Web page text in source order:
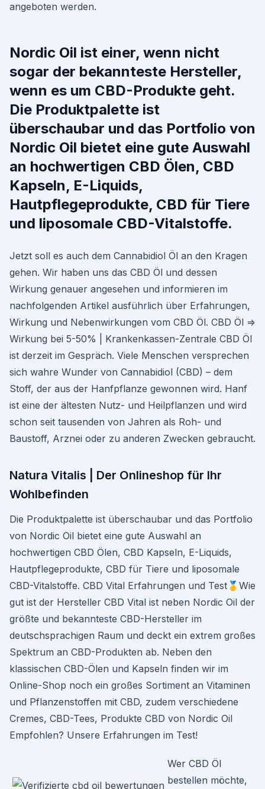
angeboten werden.
Nordic Oil ist einer, wenn nicht
sogar der bekannteste Hersteller,
wenn es um CBD-Produkte geht.
Die Produktpalette ist
überschaubar und das Portfolio von
Nordic Oil bietet eine gute Auswahl
an hochwertigen CBD Ölen, CBD
Kapseln, E-Liquids,
Hautpflegeprodukte, CBD für Tiere
und liposomale CBD-Vitalstoffe.
Jetzt soll es auch dem Cannabidiol Öl an den Kragen
gehen. Wir haben uns das CBD Öl und dessen
Wirkung genauer angesehen und informieren im
nachfolgenden Artikel ausführlich über Erfahrungen,
Wirkung und Nebenwirkungen vom CBD Öl. CBD Öl ⇒
Wirkung bei 5-50% | Krankenkassen-Zentrale CBD Öl
ist derzeit im Gespräch. Viele Menschen versprechen
sich wahre Wunder von Cannabidiol (CBD) – dem
Stoff, der aus der Hanfpflanze gewon­nen wird. Hanf
ist eine der ältesten Nutz- und Heilpflanzen und wird
schon seit tausenden von Jahren als Roh- und
Baustoff, Arznei oder zu anderen Zwecken gebraucht.
Natura Vitalis | Der Onlineshop für Ihr
Wohlbefinden
Die Produktpalette ist überschaubar und das Portfolio
von Nordic Oil bietet eine gute Auswahl an
hochwertigen CBD Ölen, CBD Kapseln, E-Liquids,
Hautpflegeprodukte, CBD für Tiere und liposomale
CBD-Vitalstoffe. CBD Vital Erfahrungen und Test🥇Wie
gut ist der Hersteller CBD Vital ist neben Nordic Oil der
größte und bekannteste CBD-Hersteller im
deutschsprachigen Raum und deckt ein extrem großes
Spektrum an CBD-Produkten ab. Neben den
klassischen CBD-Ölen und Kapseln finden wir im
Online-Shop noch ein großes Sortiment an Vitaminen
und Pflanzenstoffen mit CBD, zudem verschiedene
Cremes, CBD-Tees, Produkte CBD von Nordic Oil
Empfohlen? Unsere Erfahrungen im Test!
Wer CBD Öl
bestellen möchte,